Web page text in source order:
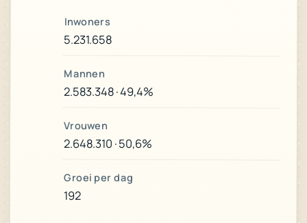
Inwoners
5.231.658
Mannen
2.583.348 · 49,4%
Vrouwen
2.648.310 · 50,6%
Groei per dag
192